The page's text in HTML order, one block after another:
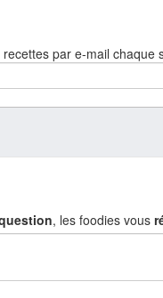
recettes par e-mail chaque
, les foodies vous